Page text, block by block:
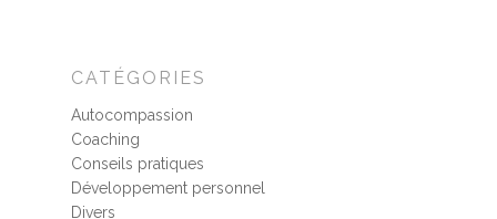
CATÉGORIES
Autocompassion
Coaching
Conseils pratiques
Développement personnel
Divers